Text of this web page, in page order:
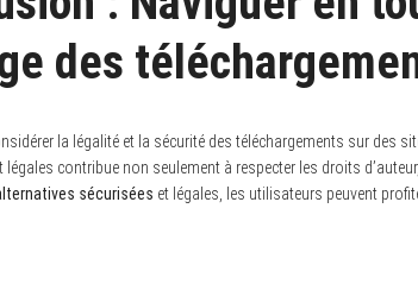
des
la légalité et la sécurité des téléchargements sur des
légales contribue non seulement à respecter les droits
sécurisées et légales, les utilisateurs peuvent